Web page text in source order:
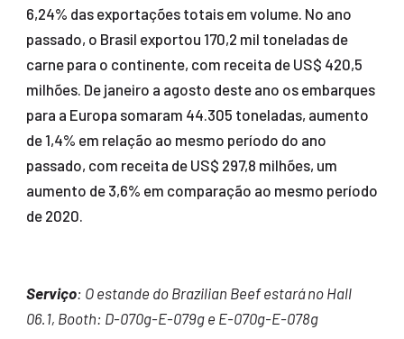
6,24% das exportações totais em volume. No ano
passado, o Brasil exportou 170,2 mil toneladas de
carne para o continente, com receita de US$ 420,5
milhões. De janeiro a agosto deste ano os embarques
para a Europa somaram 44.305 toneladas, aumento
de 1,4% em relação ao mesmo período do ano
passado, com receita de US$ 297,8 milhões, um
aumento de 3,6% em comparação ao mesmo período
de 2020.
Serviço: O estande do Brazilian Beef estará no Hall
06.1, Booth: D-070g-E-079g e E-070g-E-078g